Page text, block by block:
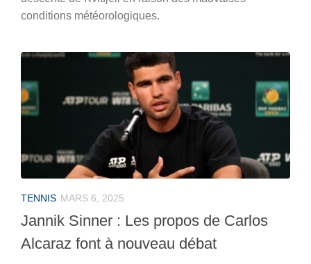
conditions météorologiques.
TENNIS MARS 6, 2025
Jannik Sinner : Les propos de Carlos
Alcaraz font à nouveau débat